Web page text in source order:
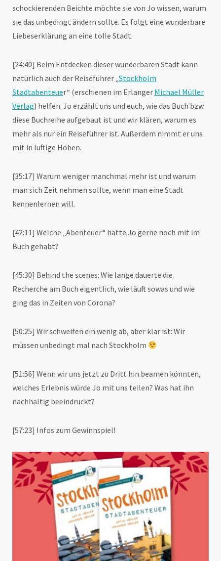
schockierenden Beichte möchte sie von Jo wissen, warum
sie das unbedingt ändern sollte. Es folgt eine wunderbare
Liebeserklärung an eine tolle Stadt.
[24:40] Beim Entdecken dieser wunderbaren Stadt kann
natürlich auch der Reiseführer „Stockholm
Stadtabenteuer“ (erschienen im Erlanger Michael Müller
Verlag) helfen. Jo erzählt uns und euch, wie das Buch bzw.
diese Buchreihe aufgebaut ist und wir klären, warum es
mehr als nur ein Reiseführer ist. Außerdem nimmt er uns
mit in luftige Höhen.
[35:17] Warum weniger manchmal mehr ist und warum
man sich Zeit nehmen sollte, wenn man eine Stadt
kennenlernen will.
[42:11] Welche „Abenteuer“ hätte Jo gerne noch mit im
Buch gehabt?
[45:30] Behind the scenes: Wie lange dauerte die
Recherche am Buch eigentlich, wie läuft sowas und wie
ging das in Zeiten von Corona?
[50:25] Wir schweifen ein wenig ab, aber klar ist: Wir
müssen unbedingt mal nach Stockholm
[51:56] Wenn wir uns jetzt zu Dritt hin beamen könnten,
welches Erlebnis würde Jo mit uns teilen? Was hat ihn
nachhaltig beeindruckt?
[57:23] Infos zum Gewinnspiel!